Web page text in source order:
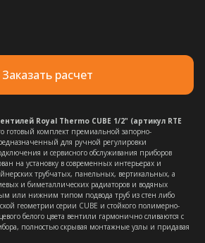
Заказать расчет
Royal Thermo CUBE 1/2" (артикул RTE
готовый комплект премиальной запорно-
для ручной регулировки
и сервисного обслуживания приборов
на установку в современных интерьерах и
трубчатых, панельных, вертикальных, а
и биметаллических радиаторов и водяных
или нижним типом подвода труб из стен либо
геометрии серии CUBE и стойкого полимерно-
белого цвета вентили гармонично сливаются с
полностью скрывая монтажные узлы и придавая